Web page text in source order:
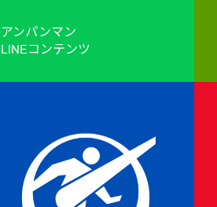
アンパンマン
LINEコンテンツ